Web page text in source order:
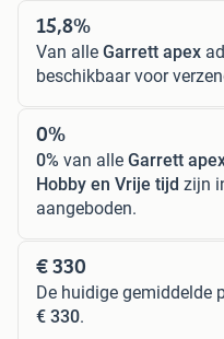
15,8%
Van alle Garrett apex
beschikbaar voor
0%
0% van alle Garrett
Hobby en Vrije tijd zijn
aangeboden.
€ 330
De huidige gemiddelde
€ 330.